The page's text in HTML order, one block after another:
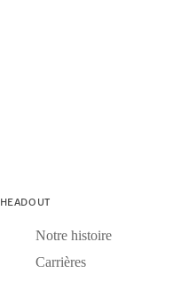
HEADOUT
Notre histoire
Carrières